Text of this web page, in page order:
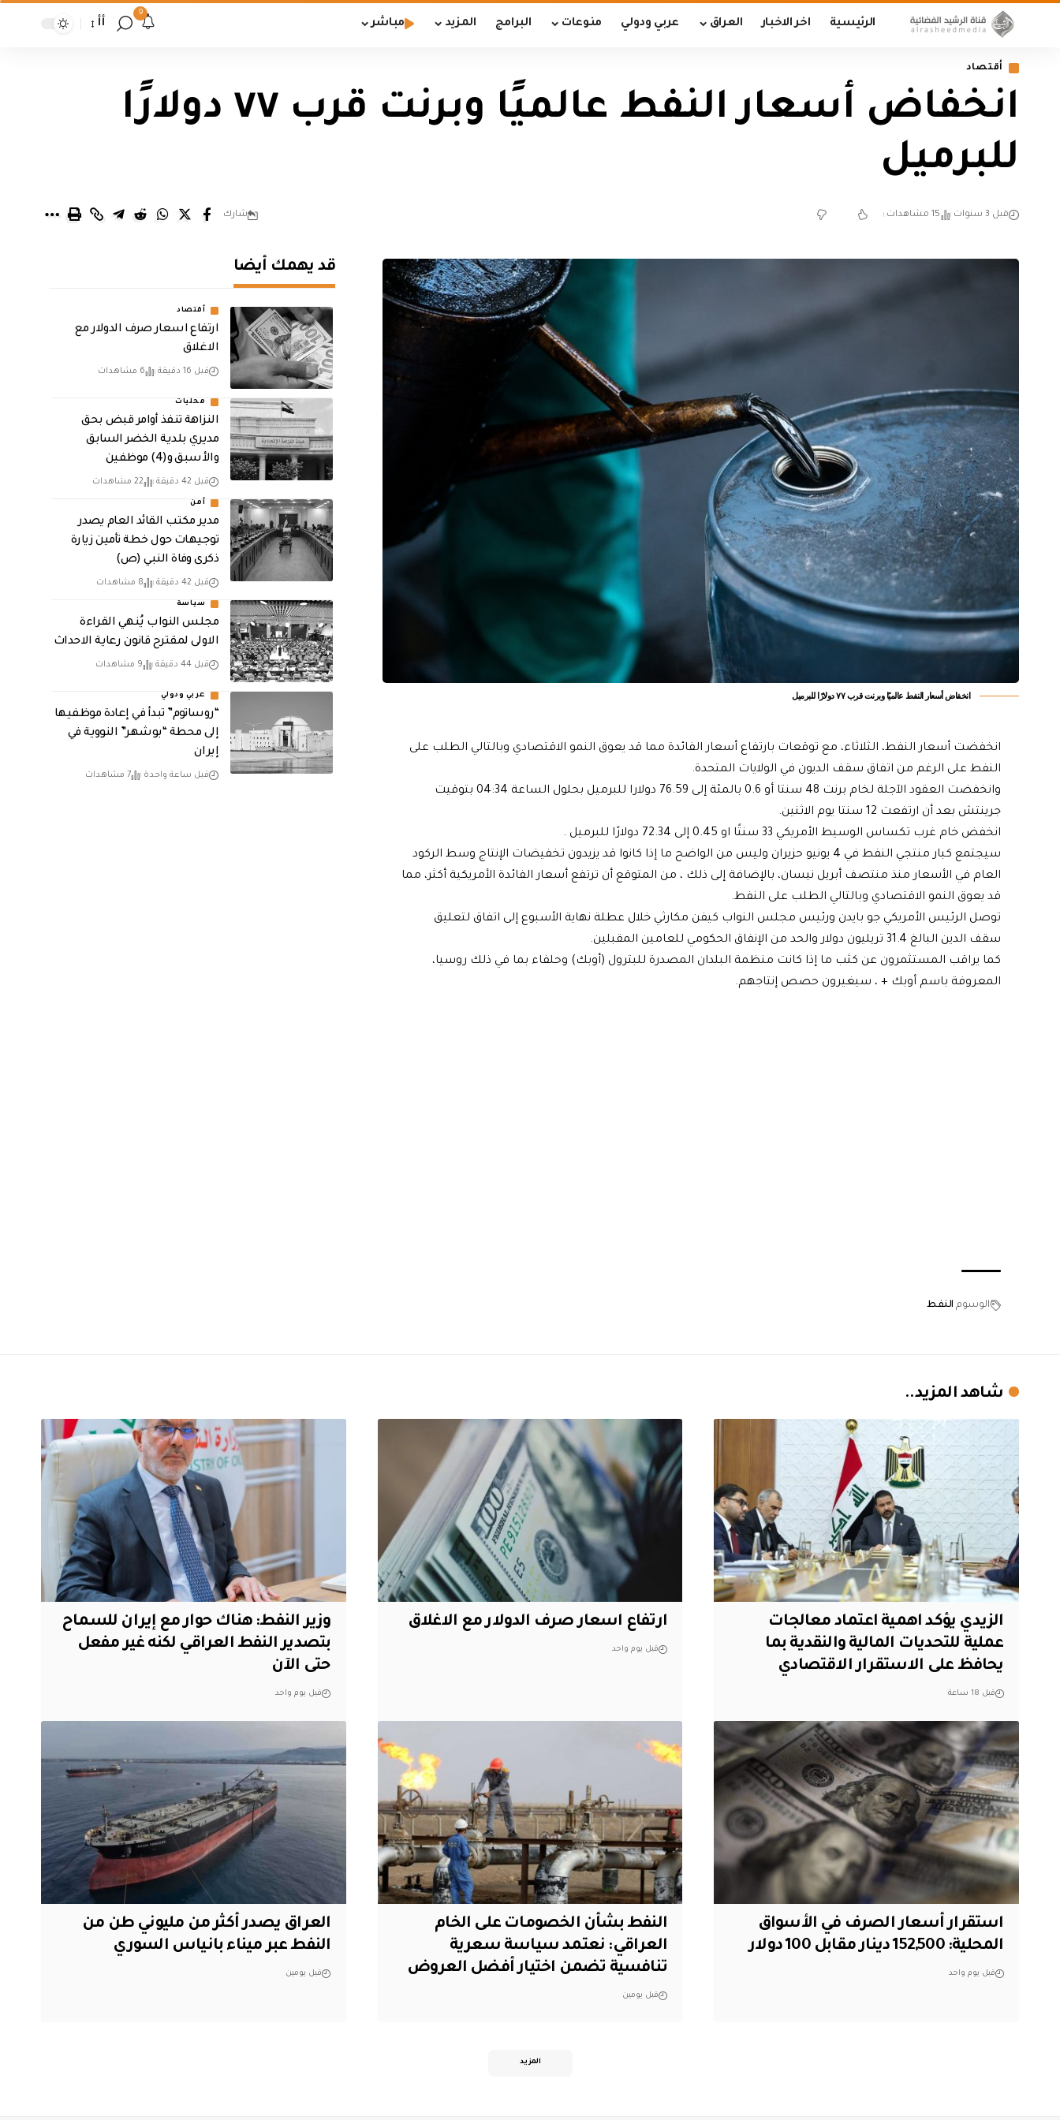
الرئيسية اخر الاخبار العراق عربي ودولي منوعات البرامج المزيد مباشر
9
أأ
أقتصاد
انخفاض أسعار النفط عالميًا وبرنت قرب ٧٧ دولارًا
للبرميل
قبل 3 سنوات 15 مشاهدات شارك
انخفاض أسعار النفط عالميًا وبرنت قرب ٧٧ دولارًا للبرميل
انخفضت أسعار النفط، الثلاثاء، مع توقعات بارتفاع أسعار الفائدة مما قد يعوق النمو الاقتصادي وبالتالي الطلب على
النفط على الرغم من اتفاق سقف الديون في الولايات المتحدة.
وانخفضت العقود الآجلة لخام برنت 48 سنتا أو 0.6 بالمئة إلى 76.59 دولارا للبرميل بحلول الساعة 04:34 بتوقيت
جرينتش بعد أن ارتفعت 12 سنتا يوم الاثنين.
انخفض خام غرب تكساس الوسيط الأمريكي 33 سنتًا او 0.45 إلى 72.34 دولارًا للبرميل .
سيجتمع كبار منتجي النفط في 4 يونيو حزيران وليس من الواضح ما إذا كانوا قد يزيدون تخفيضات الإنتاج وسط الركود
العام في الأسعار منذ منتصف أبريل نيسان، بالإضافة إلى ذلك ، من المتوقع أن ترتفع أسعار الفائدة الأمريكية أكثر، مما
قد يعوق النمو الاقتصادي وبالتالي الطلب على النفط.
توصل الرئيس الأمريكي جو بايدن ورئيس مجلس النواب كيفن مكارثي خلال عطلة نهاية الأسبوع إلى اتفاق لتعليق
سقف الدين البالغ 31.4 تريليون دولار والحد من الإنفاق الحكومي للعامين المقبلين.
كما يراقب المستثمرون عن كثب ما إذا كانت منظمة البلدان المصدرة للبترول (أوبك) وحلفاء بما في ذلك روسيا،
المعروفة باسم أوبك + ، سيغيرون حصص إنتاجهم.
الوسوم النفط
قد يهمك أيضا
أقتصاد
ارتفاع اسعار صرف الدولار مع
الاغلاق
قبل 16 دقيقة 6 مشاهدات
محليات
النزاهة تنفذ أوامر قبض بحق
مديري بلدية الخضر السابق
والأسبق و(4) موظفين
قبل 42 دقيقة 22 مشاهدات
أمن
مدير مكتب القائد العام يصدر
توجيهات حول خطة تأمين زيارة
ذكرى وفاة النبي (ص)
قبل 42 دقيقة 8 مشاهدات
سياسة
مجلس النواب يُنهي القراءة
الاولى لمقترح قانون رعاية الاحداث
قبل 44 دقيقة 9 مشاهدات
عربي ودولي
“روساتوم” تبدأ في إعادة موظفيها
إلى محطة “بوشهر” النووية في
إيران
قبل ساعة واحدة 7 مشاهدات
شاهد المزيد..
الزيدي يؤكد اهمية اعتماد معالجات
عملية للتحديات المالية والنقدية بما
يحافظ على الاستقرار الاقتصادي
قبل 18 ساعة
ارتفاع اسعار صرف الدولار مع الاغلاق
قبل يوم واحد
وزير النفط: هناك حوار مع إيران للسماح
بتصدير النفط العراقي لكنه غير مفعل
حتى الآن
قبل يوم واحد
استقرار أسعار الصرف في الأسواق
المحلية: 152,500 دينار مقابل 100 دولار
قبل يوم واحد
النفط بشأن الخصومات على الخام
العراقي: نعتمد سياسة سعرية
تنافسية تضمن اختيار أفضل العروض
قبل يومين
العراق يصدر أكثر من مليوني طن من
النفط عبر ميناء بانياس السوري
قبل يومين
المزيد